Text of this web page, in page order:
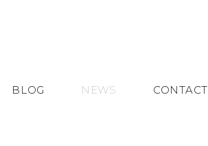
BLOG NEWS CONTACT